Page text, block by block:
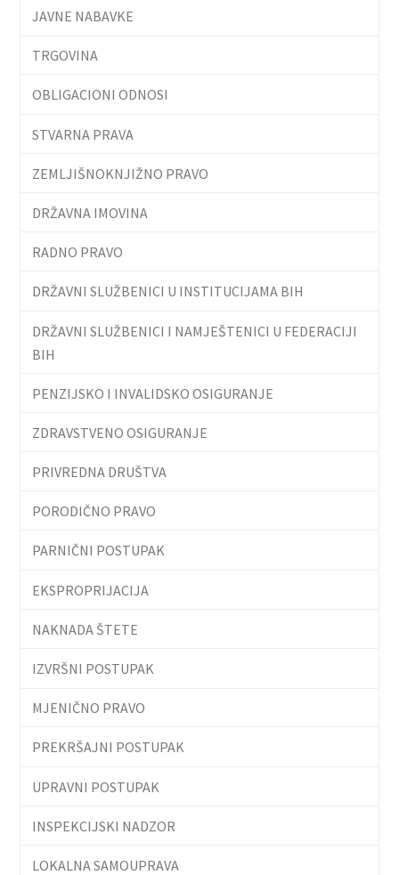
JAVNE NABAVKE
TRGOVINA
OBLIGACIONI ODNOSI
STVARNA PRAVA
ZEMLJIŠNOKNJIŽNO PRAVO
DRŽAVNA IMOVINA
RADNO PRAVO
DRŽAVNI SLUŽBENICI U INSTITUCIJAMA BIH
DRŽAVNI SLUŽBENICI I NAMJEŠTENICI U FEDERACIJI
BIH
PENZIJSKO I INVALIDSKO OSIGURANJE
ZDRAVSTVENO OSIGURANJE
PRIVREDNA DRUŠTVA
PORODIČNO PRAVO
PARNIČNI POSTUPAK
EKSPROPRIJACIJA
NAKNADA ŠTETE
IZVRŠNI POSTUPAK
MJENIČNO PRAVO
PREKRŠAJNI POSTUPAK
UPRAVNI POSTUPAK
INSPEKCIJSKI NADZOR
LOKALNA SAMOUPRAVA